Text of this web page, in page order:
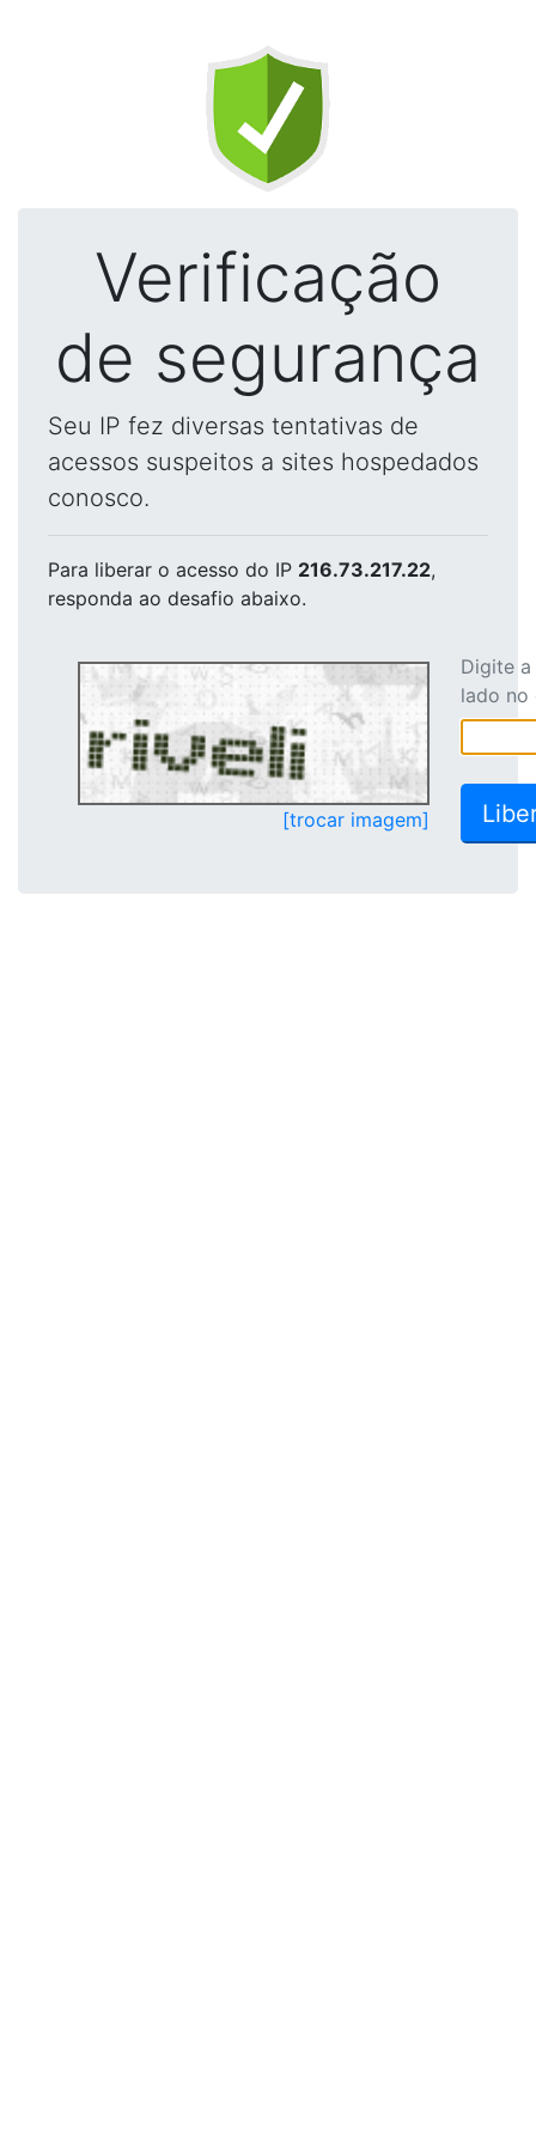
Verificação
de segurança
Seu IP fez diversas tentativas de
acessos suspeitos a sites hospedados
conosco.
Para liberar o acesso do IP 216.73.217.22,
responda ao desafio abaixo.
[trocar imagem]
Digite
lado no